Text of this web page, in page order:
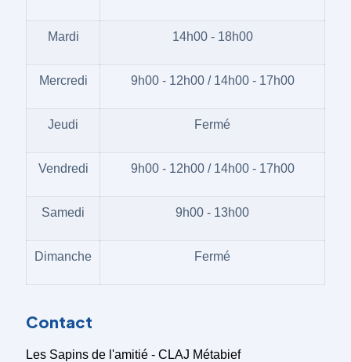
Mardi 14h00 - 18h00
Mercredi 9h00 - 12h00 / 14h00 - 17h00
Jeudi Fermé
Vendredi 9h00 - 12h00 / 14h00 - 17h00
Samedi 9h00 - 13h00
Dimanche Fermé
Contact
Les Sapins de l'amitié - CLAJ Métabief